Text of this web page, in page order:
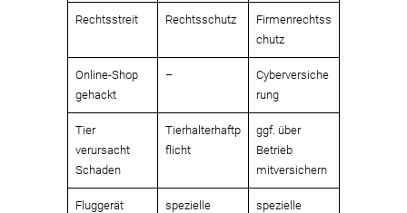
Rechtsstreit Rechtsschutz
Firmenrechtss
chutz
Online-Shop
gehackt
–
Cyberversiche
rung
Tier
verursacht
Schaden
Tierhalterhaftp
flicht
ggf. über
Betrieb
mitversichern
Fluggerät
spezielle
spezielle